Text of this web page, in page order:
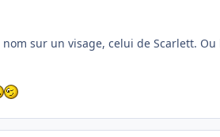
sur un visage, celui de Scarlett. Ou